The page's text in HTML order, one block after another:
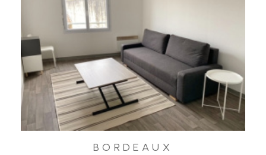
BORDEAUX